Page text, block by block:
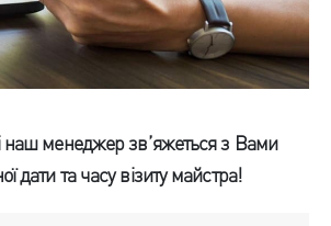
наш менеджер зв’яжеться з Вами
дати та часу візиту майстра!